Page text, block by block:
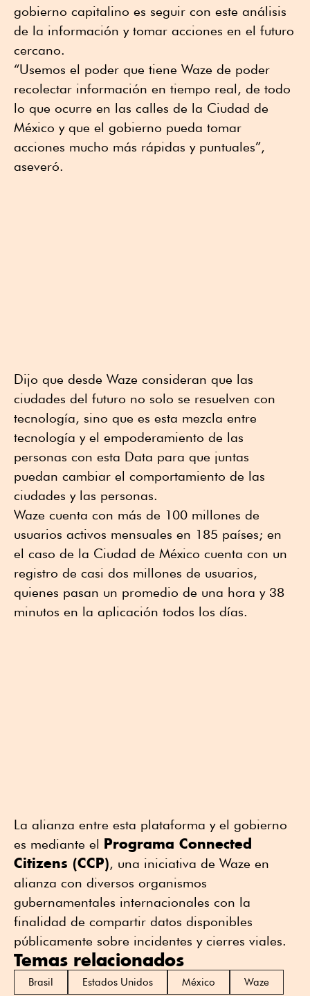
gobierno capitalino es seguir con este análisis
de la información y tomar acciones en el futuro
cercano.
“Usemos el poder que tiene Waze de poder
recolectar información en tiempo real, de todo
lo que ocurre en las calles de la Ciudad de
México y que el gobierno pueda tomar
acciones mucho más rápidas y puntuales”,
aseveró.
Dijo que desde Waze consideran que las
ciudades del futuro no solo se resuelven con
tecnología, sino que es esta mezcla entre
tecnología y el empoderamiento de las
personas con esta Data para que juntas
puedan cambiar el comportamiento de las
ciudades y las personas.
Waze cuenta con más de 100 millones de
usuarios activos mensuales en 185 países; en
el caso de la Ciudad de México cuenta con un
registro de casi dos millones de usuarios,
quienes pasan un promedio de una hora y 38
minutos en la aplicación todos los días.
La alianza entre esta plataforma y el gobierno
es mediante el Programa Connected
Citizens (CCP), una iniciativa de Waze en
alianza con diversos organismos
gubernamentales internacionales con la
finalidad de compartir datos disponibles
públicamente sobre incidentes y cierres viales.
Temas relacionados
Brasil Estados Unidos México Waze